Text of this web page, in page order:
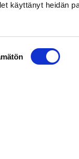
käyttänyt heidän